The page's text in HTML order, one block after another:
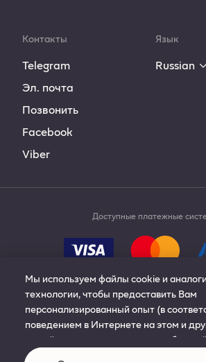
Контакты
Telegram
Эл. почта
Позвонить
Facebook
Viber
Язык
Russian
Доступные платежные
© 2019-2024 Philip Morris Products
reserved.
Мы используем файлы cookie и
технологии, чтобы предоставить Вам
персонализированный опыт (в
поведением в Интернете на этом и
нашей рекламы, контента и
сайт; управлять сайтом; и запомнить